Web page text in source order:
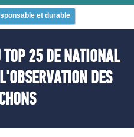
et durable
25 DE NATIONAL
DES